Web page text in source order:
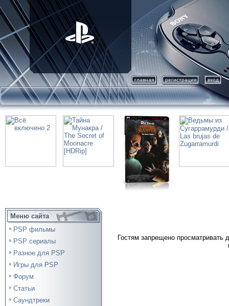
главная регистрация вход
Меню сайта
PSP фильмы
PSP сериалы
Разное для PSP
Игры для PSP
Форум
Статьи
Саундтреки
Гостям запрещено просматривать